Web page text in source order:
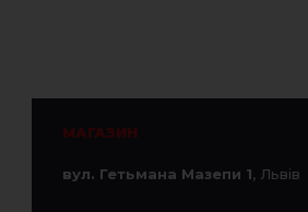
МАГАЗИН
вул. Гетьмана Мазепи 1, Львів